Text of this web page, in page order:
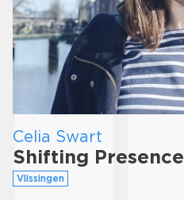
Celia Swart
Shifting Presence
Vlissingen